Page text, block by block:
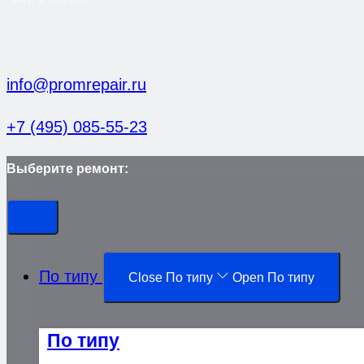
info@promrepair.ru
+7 (495) 085-55-23
Выберите ремонт:
По типу Close По типу Open По типу
По типу